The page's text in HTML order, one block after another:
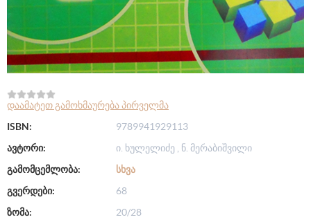
დაამატეთ გამოხმაურება პირველმა
ISBN:
9789941929113
ავტორი:
ი. ხულელიძე , ნ. მერაბიშვილი
გამომცემლობა:
ᲡᲮᲕᲐ
გვერდები:
68
ზომა:
20/28